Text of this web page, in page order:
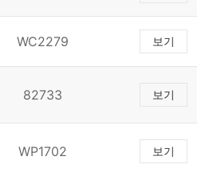
WC2279 보기
82733 보기
WP1702 보기